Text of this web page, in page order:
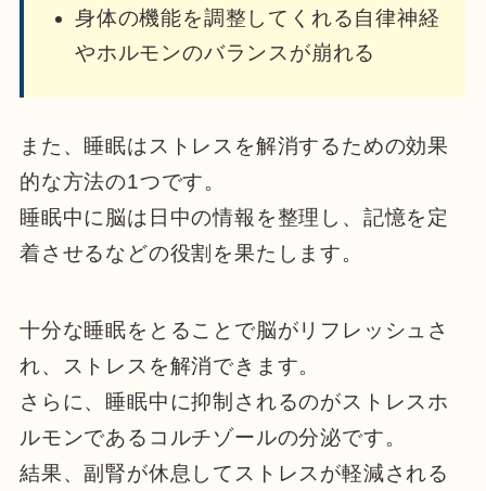
身体の機能を調整してくれる自律神経
やホルモンのバランスが崩れる
また、睡眠はストレスを解消するための効果
的な方法の1つです。
睡眠中に脳は日中の情報を整理し、記憶を定
着させるなどの役割を果たします。
十分な睡眠をとることで脳がリフレッシュさ
れ、ストレスを解消できます。
さらに、睡眠中に抑制されるのがストレスホ
ルモンであるコルチゾールの分泌です。
結果、副腎が休息してストレスが軽減される